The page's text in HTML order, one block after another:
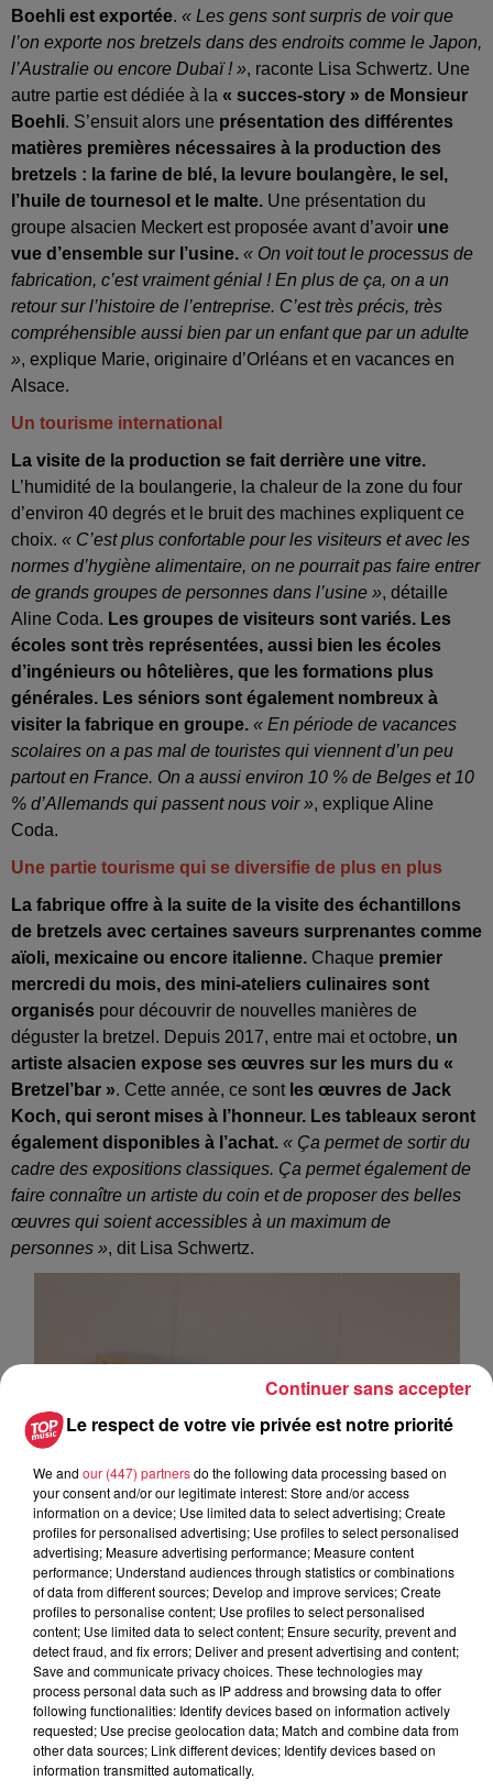
Boehli est exportée. « Les gens sont surpris de voir que
l’on exporte nos bretzels dans des endroits comme le Japon,
l’Australie ou encore Dubaï ! », raconte Lisa Schwertz. Une
autre partie est dédiée à la « succes-story » de Monsieur
Boehli. S’ensuit alors une présentation des différentes
matières premières nécessaires à la production des
bretzels : la farine de blé, la levure boulangère, le sel,
l’huile de tournesol et le malte. Une présentation du
groupe alsacien Meckert est proposée avant d’avoir une
vue d’ensemble sur l’usine. « On voit tout le processus de
fabrication, c’est vraiment génial ! En plus de ça, on a un
retour sur l’histoire de l’entreprise. C’est très précis, très
compréhensible aussi bien par un enfant que par un adulte
», explique Marie, originaire d’Orléans et en vacances en
Alsace.
Un tourisme international
La visite de la production se fait derrière une vitre.
L’humidité de la boulangerie, la chaleur de la zone du four
d’environ 40 degrés et le bruit des machines expliquent ce
choix. « C’est plus confortable pour les visiteurs et avec les
normes d’hygiène alimentaire, on ne pourrait pas faire entrer
de grands groupes de personnes dans l’usine », détaille
Aline Coda. Les groupes de visiteurs sont variés. Les
écoles sont très représentées, aussi bien les écoles
d’ingénieurs ou hôtelières, que les formations plus
générales. Les séniors sont également nombreux à
visiter la fabrique en groupe. « En période de vacances
scolaires on a pas mal de touristes qui viennent d’un peu
partout en France. On a aussi environ 10 % de Belges et 10
% d’Allemands qui passent nous voir », explique Aline
Coda.
Une partie tourisme qui se diversifie de plus en plus
La fabrique offre à la suite de la visite des échantillons
de bretzels avec certaines saveurs surprenantes comme
aïoli, mexicaine ou encore italienne. Chaque premier
mercredi du mois, des mini-ateliers culinaires sont
organisés pour découvrir de nouvelles manières de
déguster la bretzel. Depuis 2017, entre mai et octobre, un
artiste alsacien expose ses œuvres sur les murs du «
Bretzel’bar ». Cette année, ce sont les œuvres de Jack
Koch, qui seront mises à l’honneur. Les tableaux seront
également disponibles à l’achat. « Ça permet de sortir du
cadre des expositions classiques. Ça permet également de
faire connaître un artiste du coin et de proposer des belles
œuvres qui soient accessibles à un maximum de
personnes », dit Lisa Schwertz.
Le respect de votre vie privée est notre priorité
We and our (447) partnersdo the following data processing based on
your consent and/or our legitimate interest: Store and/or access
information on a device; Use limited data to select advertising; Create
profiles for personalised advertising; Use profiles to select personalised
advertising; Measure advertising performance; Measure content
performance; Understand audiences through statistics or combinations
of data from different sources; Develop and improve services; Create
profiles to personalise content; Use profiles to select personalised
content; Use limited data to select content; Ensure security, prevent and
detect fraud, and fix errors; Deliver and present advertising and content;
Save and communicate privacy choices. These technologies may
process personal data such as IP address and browsing data to offer
following functionalities: Identify devices based on information actively
requested; Use precise geolocation data; Match and combine data from
other data sources; Link different devices; Identify devices based on
information transmitted automatically.
Continuer sans accepter